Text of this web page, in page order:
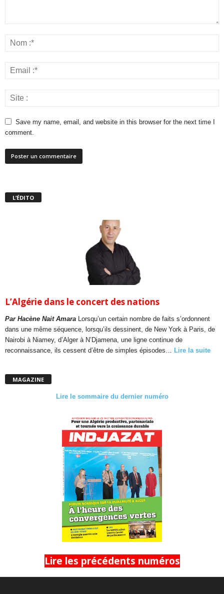
Save my name, email, and website in this browser for the next time I
comment.
L’ÉDITO
L’Algérie dans le concert des nations
Par Hacène Nait Amara Lorsqu’un certain nombre de faits s’ordonnent
dans une même séquence, lorsqu’ils dessinent, de New York à Paris, de
Nairobi à Niamey, d’Alger à N’Djamena, une ligne continue de
reconnaissance, ils cessent d’être de simples épisodes… Lire la suite
MAGAZINE
Lire le sommaire du dernier numéro
Lire les précédents numéros